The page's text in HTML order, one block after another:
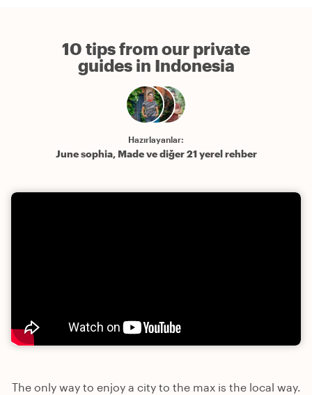
10 tips from our private
guides in Indonesia
Hazırlayanlar:
June sophia, Made ve diğer 21 yerel rehber
The only way to enjoy a city to the max is the local way.